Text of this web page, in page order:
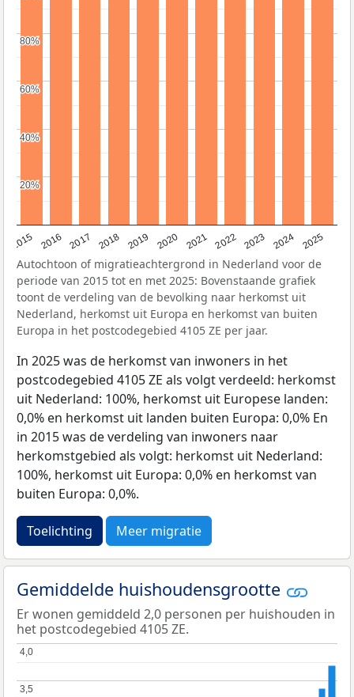
2015 2016 2017 2018 2019 2020 2021 2022 2023 2024 2025
20%
20%
40%
40%
60%
60%
80%
80%
Autochtoon of migratieachtergrond in Nederland voor de
periode van 2015 tot en met 2025: Bovenstaande grafiek
toont de verdeling van de bevolking naar herkomst uit
Nederland, herkomst uit Europa en herkomst van buiten
Europa in het postcodegebied 4105 ZE per jaar.
In 2025 was de herkomst van inwoners in het
postcodegebied 4105 ZE als volgt verdeeld: herkomst
uit Nederland: 100%, herkomst uit Europese landen:
0,0% en herkomst uit landen buiten Europa: 0,0% En
in 2015 was de verdeling van inwoners naar
herkomstgebied als volgt: herkomst uit Nederland:
100%, herkomst uit Europa: 0,0% en herkomst van
buiten Europa: 0,0%.
Toelichting Meer migratie
Gemiddelde huishoudensgrootte
Er wonen gemiddeld 2,0 personen per huishouden in
het postcodegebied 4105 ZE.
3,5
3,5
4,0
4,0